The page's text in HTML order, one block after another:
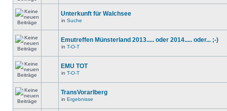
Unterkunft für Walchsee
in Suche
Emutreffen Münsterland 2013..... oder 2014..... oder... ;-)
in T-O-T
EMU TOT
in T-O-T
TransVorarlberg
in Ergebnisse